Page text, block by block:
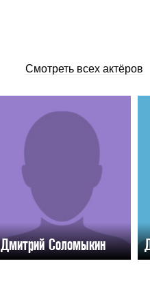
Смотреть всех актёров
Дмитрий Соломыкин